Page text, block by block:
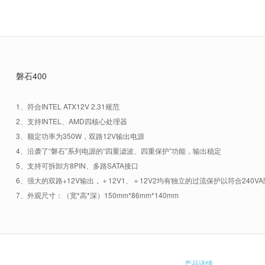
磐石400
1、符合INTEL ATX12V 2.31规范
2、支持INTEL、AMD四核心处理器
3、额定功率为350W，双路12V输出电源
4、沿袭了“磐石”系列电源的“四重滤波、四重保护”功能，输出稳定
5、支持可拆卸方8PIN、多路SATA接口
6、强大的双路+12V输出，＋12V1、＋12V2均有独立的过流保护以符合240VA
7、外观尺寸：（宽*高*深）150mm*86mm*140mm
产品详情